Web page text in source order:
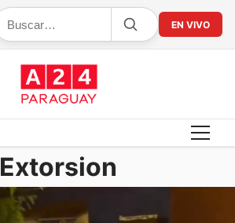
EN VIVO
Extorsion